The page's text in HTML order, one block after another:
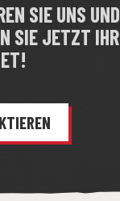
SIE UNS UND
SIE JETZT IHR